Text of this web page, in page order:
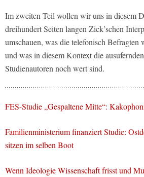
Im zweiten Teil wollen wir uns in diesem
dreihundert Seiten langen Zick’schen
umschauen, was die telefonisch Befragten
und was in diesem Kontext die
Studienautoren noch wert sind.
FES-Studie „Gespaltene Mitte“:
Familienministerium finanziert Studie:
sitzen im selben Boot
Wenn Ideologie Wissenschaft frisst und